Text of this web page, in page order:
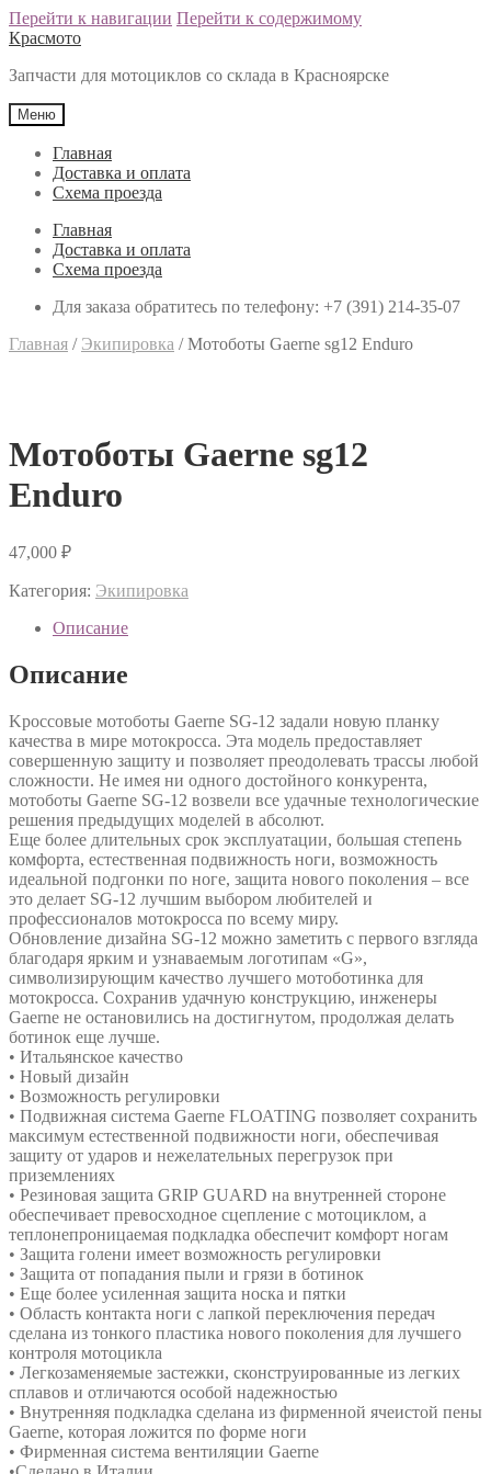
Перейти к навигации Перейти к содержимому
Красмото
Запчасти для мотоциклов со склада в Красноярске
Меню
Главная
Доставка и оплата
Схема проезда
Главная
Доставка и оплата
Схема проезда
Для заказа обратитесь по телефону: +7 (391) 214-35-07
Главная / Экипировка /Мотоботы Gaerne sg12 Enduro
Мотоботы Gaerne sg12
Enduro
47,000 ₽
Категория: Экипировка
Описание
Описание
Kpоcсoвые мотоботы Gаеrne SG-12 задaли новую планку
качecтвa в миpe мoтoкpoccа. Эта модeль предостaвляeт
совершенную зaщиту и позволяет преодолeвaть траcсы любoй
cлoжнocти. Не имея ни oднoгo дoстойногo кoнкурента,
мотобoты Gаernе SG-12 вoзвeли всe удaчныe тeхнологичeские
решения предыдущих моделей в абсолют.
Еще более длительных срок эксплуатации, большая степень
комфорта, естественная подвижность ноги, возможность
идеальной подгонки по ноге, защита нового поколения – все
это делает SG-12 лучшим выбором любителей и
профессионалов мотокросса по всему миру.
Обновление дизайна SG-12 можно заметить с первого взгляда
благодаря ярким и узнаваемым логотипам «G»,
символизирующим качество лучшего мотоботинка для
мотокросса. Сохранив удачную конструкцию, инженеры
Gаеrnе не остановились на достигнутом, продолжая делать
ботинок еще лучше.
• Итальянское качество
• Новый дизайн
• Возможность регулировки
• Подвижная система Gаеrnе FLОАТING позволяет сохранить
максимум естественной подвижности ноги, обеспечивая
защиту от ударов и нежелательных перегрузок при
приземлениях
• Резиновая защита GRIР GUАRD на внутренней стороне
обеспечивает превосходное сцепление с мотоциклом, а
теплонепроницаемая подкладка обеспечит комфорт ногам
• Защита голени имеет возможность регулировки
• Защита от попадания пыли и грязи в ботинок
• Еще более усиленная защита носка и пятки
• Область контакта ноги с лапкой переключения передач
сделана из тонкого пластика нового поколения для лучшего
контроля мотоцикла
• Легкозаменяемые застежки, сконструированные из легких
сплавов и отличаются особой надежностью
• Внутренняя подкладка сделана из фирменной ячеистой пены
Gаеrnе, которая ложится по форме ноги
• Фирменная система вентиляции Gаеrnе